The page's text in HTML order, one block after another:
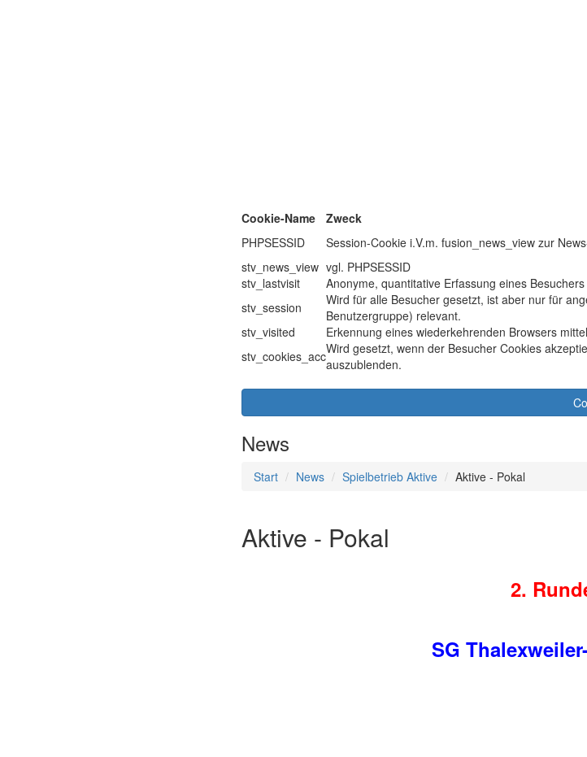
Cookie-Name Zweck
PHPSESSID
Session-Cookie i.V.m. fusion_news_view zur
stv_news_view vgl. PHPSESSID
stv_lastvisit
Anonyme, quantitative Erfassung eines
stv_session
Wird für alle Besucher gesetzt, ist aber nur für
Benutzergruppe) relevant.
stv_visited
Erkennung eines wiederkehrenden Browsers
stv_cookies_accWird gesetzt, wenn der Besucher Cookies
auszublenden.
News
Start News Spielbetrieb Aktive Aktive - Pokal
Aktive - Pokal
2.
SG